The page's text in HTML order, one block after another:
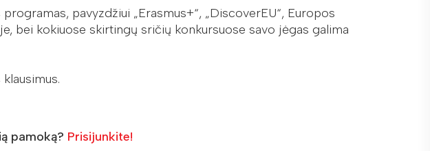
pavyzdžiui „Erasmus+“, „DiscoverEU“, Europos
bei kokiuose skirtingų sričių konkursuose savo jėgas galima
pamoką? Prisijunkite!